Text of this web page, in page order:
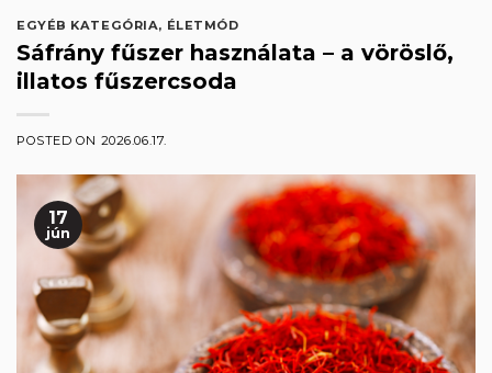
EGYÉB KATEGÓRIA, ÉLETMÓD
Sáfrány fűszer használata – a vöröslő,
illatos fűszercsoda
POSTED ON 2026.06.17.
17
jún